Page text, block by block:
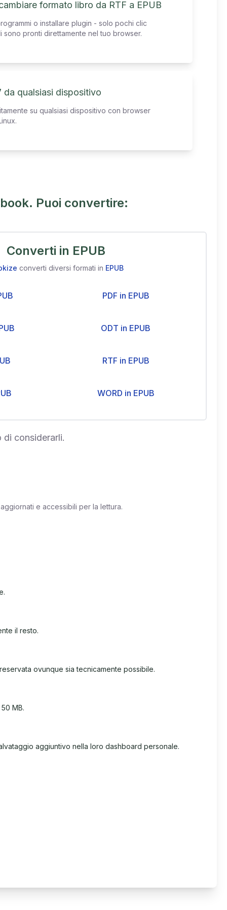
formato libro da RTF a EPUB
o installare plugin - solo pochi clic
sono pronti direttamente nel tuo browser.
da qualsiasi dispositivo
su qualsiasi dispositivo con browser
Puoi convertire:
Converti in EPUB
converti diversi formati in EPUB
PDF in EPUB
ODT in EPUB
RTF in EPUB
WORD in EPUB
considerarli.
e accessibili per la lettura.
il resto.
ovunque sia tecnicamente possibile.
MB.
aggiuntivo nella loro dashboard personale.